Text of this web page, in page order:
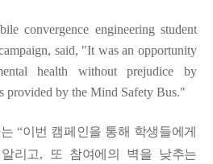
convergence engineering student
said, "It was an opportunity
health without prejudice by
provided by the Mind Safety Bus."
“이번 캠페인을 통해 학생들에게
리고,
또 참여에의 벽을 낮추는